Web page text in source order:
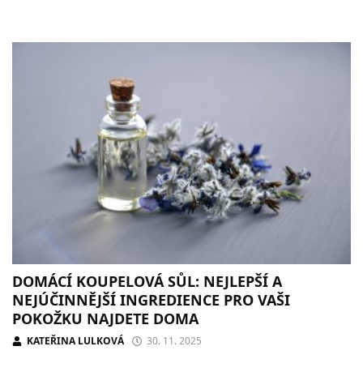
DOMÁCÍ KOUPELOVÁ SŮL: NEJLEPŠÍ A
NEJÚČINNĚJŠÍ INGREDIENCE PRO VAŠI
POKOŽKU NAJDETE DOMA
KATEŘINA LULKOVÁ 30. 11. 2025